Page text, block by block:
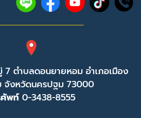
7 ตำบลดอนยายหอม อำเภอเมือง
จังหวัดนครปฐม 73000
ศัพท์ 0-3438-8555